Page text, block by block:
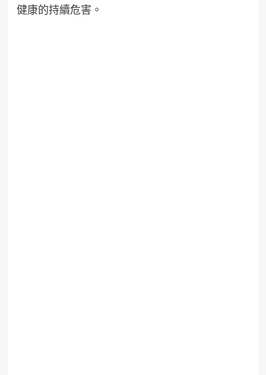
健康的持續危害。